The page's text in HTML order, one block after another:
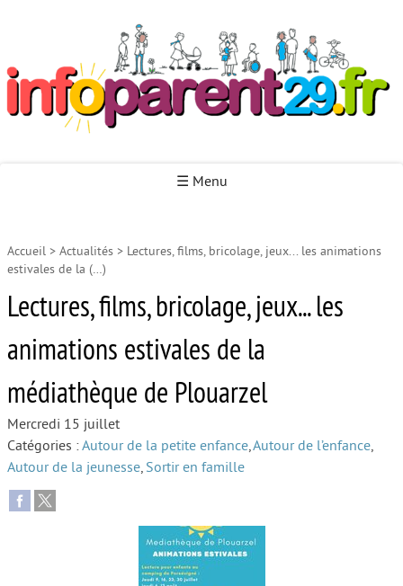
☰ Menu
Accueil
Autour de la petite enfance
Autour de l’enfance
Autour de la jeunesse
Protéger les enfants
Face au deuil
Sortir en famille
Accueil > Actualités > Lectures, films, bricolage, jeux... les animations
estivales de la (…)
Lectures, films, bricolage, jeux... les
animations estivales de la
médiathèque de Plouarzel
Mercredi 15 juillet
Catégories :Autour de la petite enfance,Autour de l’enfance,
Autour de la jeunesse, Sortir en famille